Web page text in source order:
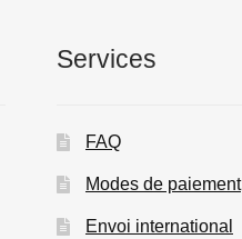
Services
FAQ
Modes de paiement
Envoi international